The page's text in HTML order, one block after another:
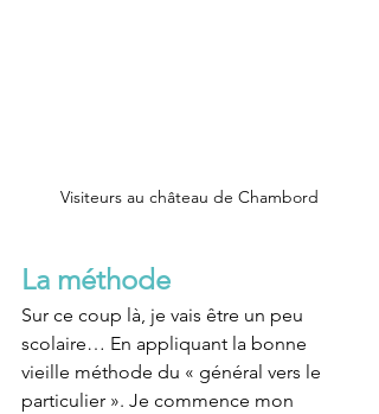
Visiteurs au château de Chambord
La méthode
Sur ce coup là, je vais être un peu
scolaire… En appliquant la bonne
vieille méthode du « général vers le
particulier ». Je commence mon